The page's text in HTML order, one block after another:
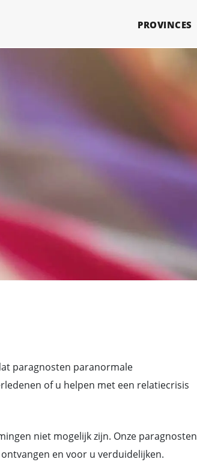
PROVINCES
paragnosten paranormale
of u helpen met een relatiecrisis
niet mogelijk zijn. Onze paragnosten
en voor u verduidelijken.